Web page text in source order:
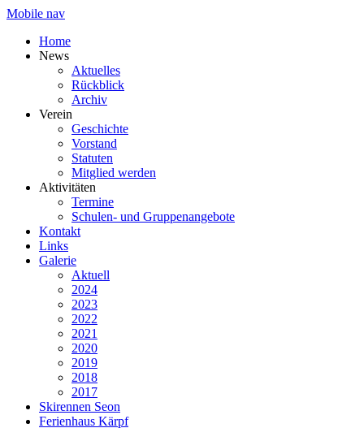
Mobile nav
Home
News
Aktuelles
Rückblick
Archiv
Verein
Geschichte
Vorstand
Statuten
Mitglied werden
Aktivitäten
Termine
Schulen- und Gruppenangebote
Kontakt
Links
Galerie
Aktuell
2024
2023
2022
2021
2020
2019
2018
2017
Skirennen Seon
Ferienhaus Kärpf